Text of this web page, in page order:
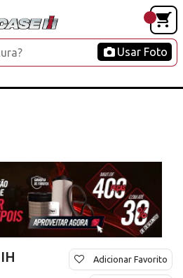
Usar Foto
Adicionar Favorito